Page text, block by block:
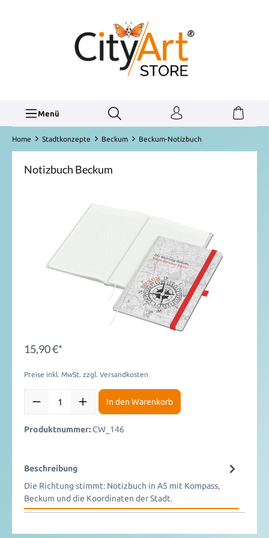
Menü
Home Stadtkonzepte Beckum Beckum-Notizbuch
Notizbuch Beckum
15,90 €*
Preise inkl. MwSt. zzgl. Versandkosten
In den Warenkorb
Produktnummer:CW_146
Beschreibung
Die Richtung stimmt: Notizbuch in A5 mit Kompass,
Beckum und die Koordinaten der Stadt.